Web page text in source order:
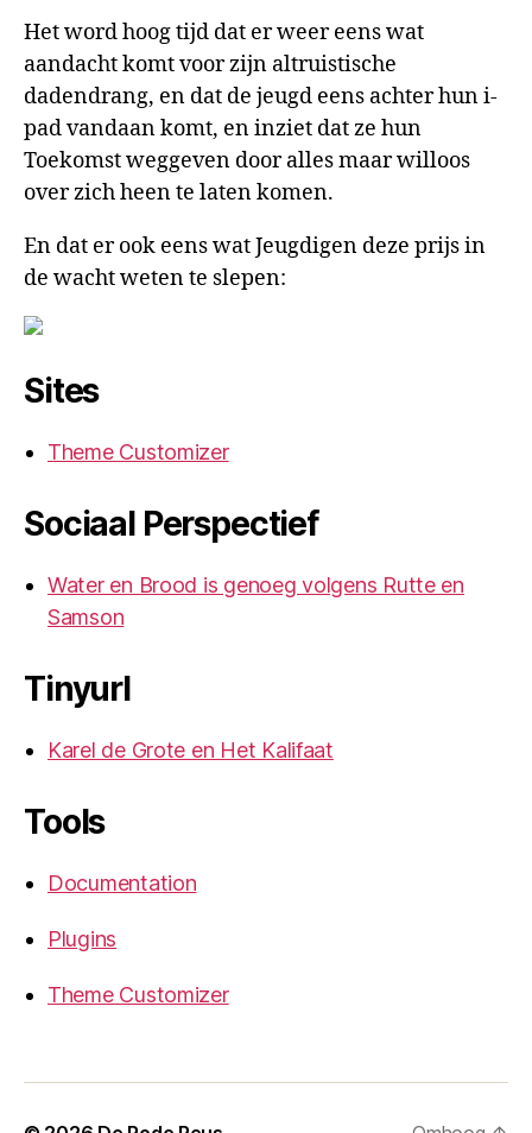
Het word hoog tijd dat er weer eens wat
aandacht komt voor zijn altruistische
dadendrang, en dat de jeugd eens achter hun i-
pad vandaan komt, en inziet dat ze hun
Toekomst weggeven door alles maar willoos
over zich heen te laten komen.
En dat er ook eens wat Jeugdigen deze prijs in
de wacht weten te slepen:
Sites
Theme Customizer
Sociaal Perspectief
Water en Brood is genoeg volgens Rutte en
Samson
Tinyurl
Karel de Grote en Het Kalifaat
Tools
Documentation
Plugins
Theme Customizer